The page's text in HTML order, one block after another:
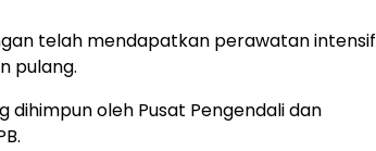
telah mendapatkan perawatan intensif
pulang.
dihimpun oleh Pusat Pengendali dan